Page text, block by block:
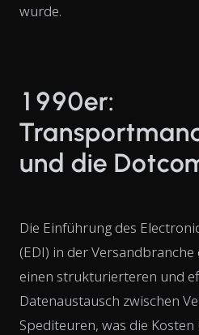
wurde.
1990er:
und die
Die Einführung des
(EDI) in der
einen strukturierteren und
Datenaustausch zwischen
Spediteuren, was die Kosten